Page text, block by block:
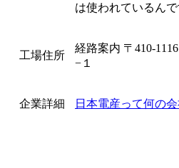
は使われているんで
工場住所
経路案内 〒410-
−１
企業詳細 日本電産って何の会